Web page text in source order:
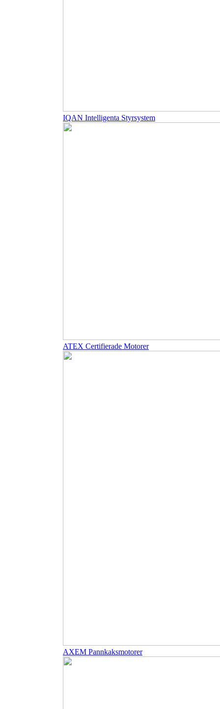
IQAN Intelligenta Styrsystem
ATEX Certifierade Motorer
AXEM Pannkaksmotorer